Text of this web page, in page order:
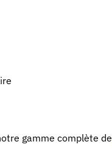
gamme complète de